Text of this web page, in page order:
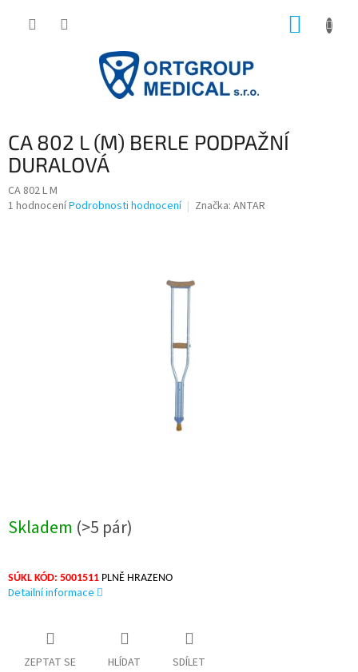
CA 802 L (M) BERLE PODPAŽNÍ
DURALOVÁ
CA 802 L M
Průměrné
1 hodnoceníPodrobnosti hodnocení Značka: ANTAR
Skladem (>5 pár)
SÚKL KÓD: 5001511 PLNĚ HRAZENO
Detailní informace
ZEPTAT SE HLÍDAT SDÍLET